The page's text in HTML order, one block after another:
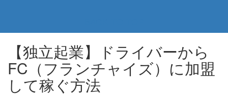
【独立起業】ドライバーから
FC（フランチャイズ）に加盟
して稼ぐ方法